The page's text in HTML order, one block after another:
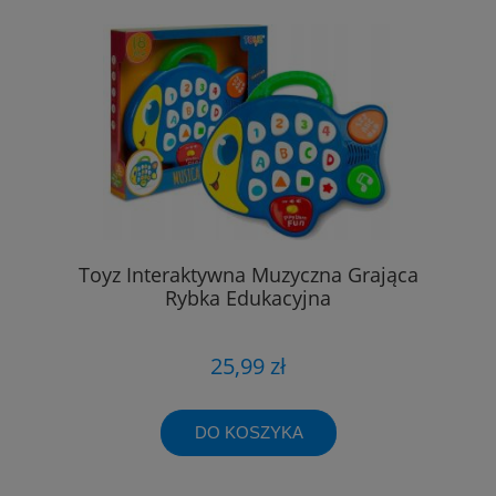
Toyz Interaktywna Muzyczna Grająca
Rybka Edukacyjna
25,99 zł
DO KOSZYKA